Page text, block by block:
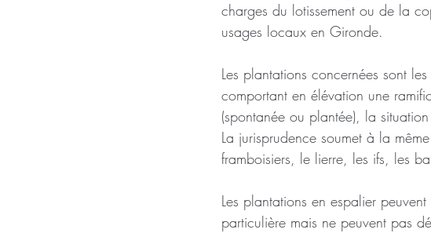
charges du lotissement ou de la
usages locaux en Gironde.
Les plantations concernées sont
comportant en élévation une
(spontanée ou plantée), la
La jurisprudence soumet à la
framboisiers, le lierre, les ifs, les
Les plantations en espalier
particulière mais ne peuvent pas